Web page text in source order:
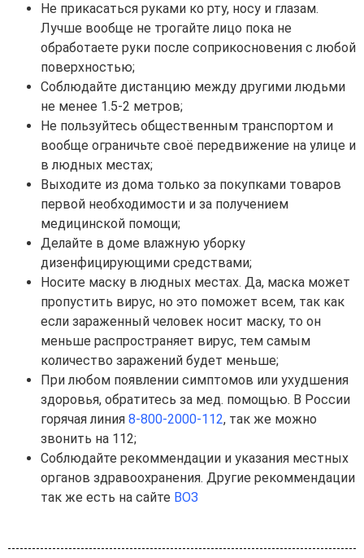
Не прикасаться руками ко рту, носу и глазам.
Лучше вообще не трогайте лицо пока не
обработаете руки после соприкосновения с любой
поверхностью;
Соблюдайте дистанцию между другими людьми
не менее 1.5-2 метров;
Не пользуйтесь общественным транспортом и
вообще ограничьте своё передвижение на улице и
в людных местах;
Выходите из дома только за покупками товаров
первой необходимости и за получением
медицинской помощи;
Делайте в доме влажную уборку
дизенфицирующими средствами;
Носите маску в людных местах. Да, маска может
пропустить вирус, но это поможет всем, так как
если зараженный человек носит маску, то он
меньше распространяет вирус, тем самым
количество заражений будет меньше;
При любом появлении симптомов или ухудшения
здоровья, обратитесь за мед. помощью. В России
горячая линия 8-800-2000-112, так же можно
звонить на 112;
Соблюдайте рекоммендации и указания местных
органов здравоохранения. Другие рекоммендации
так же есть на сайте ВОЗ